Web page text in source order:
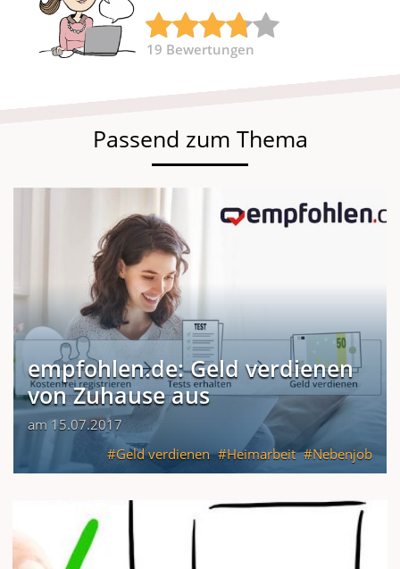
19 Bewertungen
Passend zum Thema
empfohlen.de: Geld verdienen
von Zuhause aus
am 15.07.2017
Geld verdienen
Heimarbeit Nebenjob